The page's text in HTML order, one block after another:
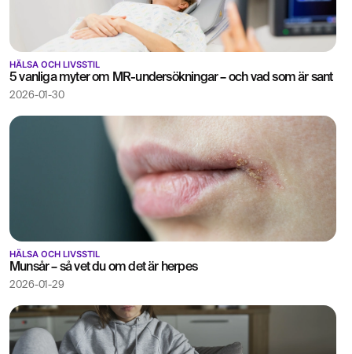
HÄLSA OCH LIVSSTIL
5 vanliga myter om MR-undersökningar – och vad som är sant
2026-01-30
HÄLSA OCH LIVSSTIL
Munsår – så vet du om det är herpes
2026-01-29